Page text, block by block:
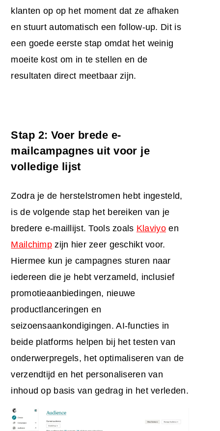
klanten op op het moment dat ze afhaken
en stuurt automatisch een follow-up. Dit is
een goede eerste stap omdat het weinig
moeite kost om in te stellen en de
resultaten direct meetbaar zijn.
Stap 2: Voer brede e-
mailcampagnes uit voor je
volledige lijst
Zodra je de herstelstromen hebt ingesteld,
is de volgende stap het bereiken van je
bredere e-maillijst. Tools zoals Klaviyoen
Mailchimp zijn hier zeer geschikt voor.
Hiermee kun je campagnes sturen naar
iedereen die je hebt verzameld, inclusief
promotieaanbiedingen, nieuwe
productlanceringen en
seizoensaankondigingen. AI-functies in
beide platforms helpen bij het testen van
onderwerpregels, het optimaliseren van de
verzendtijd en het personaliseren van
inhoud op basis van gedrag in het verleden.